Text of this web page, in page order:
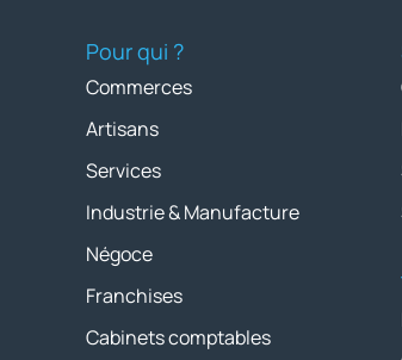
Pour qui ?
Commerces
Artisans
Services
Industrie & Manufacture
Négoce
Franchises
Cabinets comptables